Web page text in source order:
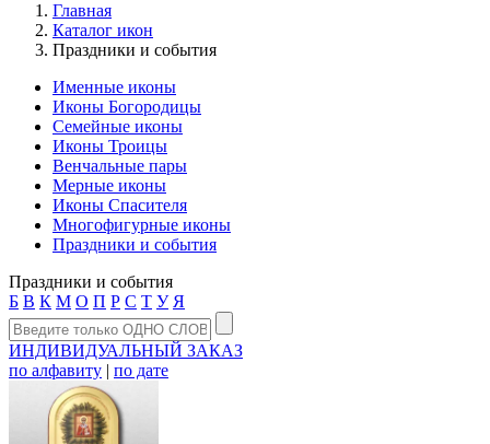
Главная
Каталог икон
Праздники и события
Именные иконы
Иконы Богородицы
Семейные иконы
Иконы Троицы
Венчальные пары
Мерные иконы
Иконы Спасителя
Многофигурные иконы
Праздники и события
Праздники и события
Б В К М О П Р С Т У Я
ИНДИВИДУАЛЬНЫЙ ЗАКАЗ
по алфавиту | по дате